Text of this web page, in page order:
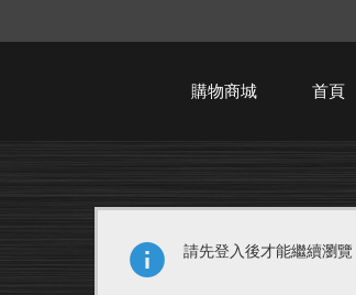
購物商城 首頁
請先登入後才能繼續瀏覽